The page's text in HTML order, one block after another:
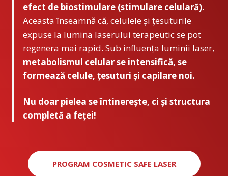
efect de biostimulare (stimulare celulară).
Aceasta înseamnă că, celulele și țesuturile
expuse la lumina laserului terapeutic se pot
regenera mai rapid. Sub influența luminii laser,
metabolismul celular se intensifică, se
formează celule, țesuturi și capilare noi.
Nu doar pielea se întinerește, ci și structura
completă a feței!
PROGRAM COSMETIC SAFE LASER